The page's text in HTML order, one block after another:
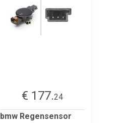
€ 177.24
bmw Regensensor